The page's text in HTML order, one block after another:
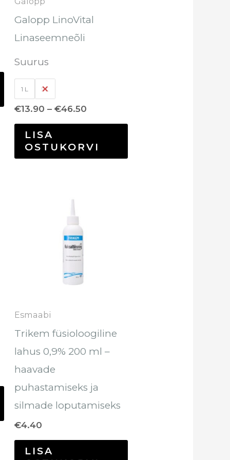
Galopp LinoVital
Linaseemneõli
Suurus
1 L 5 L
€13.90 – €46.50
LISA
OSTUKORVI
Esmaabi
Trikem füsioloogiline
lahus 0,9% 200 ml –
haavade
puhastamiseks ja
silmade loputamiseks
€4.40
LISA